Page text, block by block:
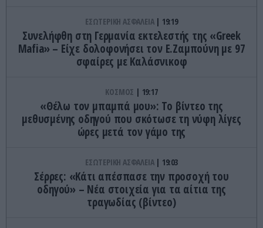
ΕΣΩΤΕΡΙΚΗ ΑΣΦΑΛΕΙΑ 19:19
Συνελήφθη στη Γερμανία εκτελεστής της «Greek
Mafia» – Είχε δολοφονήσει τον Ε.Ζαμπούνη με 97
σφαίρες με Καλάσνικοφ
ΚΟΣΜΟΣ 19:17
«Θέλω τον μπαμπά μου»: Το βίντεο της
μεθυσμένης οδηγού που σκότωσε τη νύφη λίγες
ώρες μετά τον γάμο της
ΕΣΩΤΕΡΙΚΗ ΑΣΦΑΛΕΙΑ 19:03
Σέρρες: «Κάτι απέσπασε την προσοχή του
οδηγού» – Νέα στοιχεία για τα αίτια της
τραγωδίας (βίντεο)